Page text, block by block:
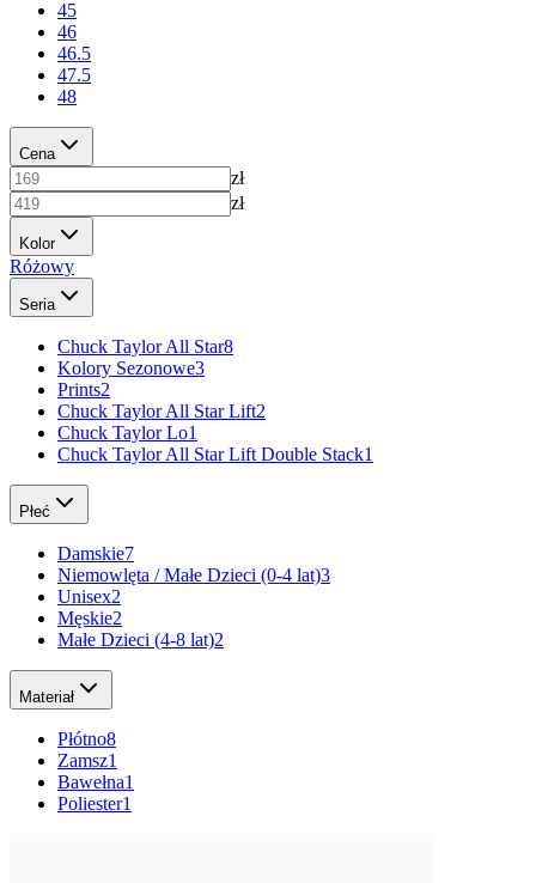
45
46
46.5
47.5
48
Cena
zł
zł
Kolor
Różowy
Seria
Chuck Taylor All Star8
Kolory Sezonowe3
Prints2
Chuck Taylor All Star Lift2
Chuck Taylor Lo1
Chuck Taylor All Star Lift Double Stack1
Płeć
Damskie7
Niemowlęta / Małe Dzieci (0-4 lat)3
Unisex2
Męskie2
Małe Dzieci (4-8 lat)2
Materiał
Płótno8
Zamsz1
Bawełna1
Poliester1